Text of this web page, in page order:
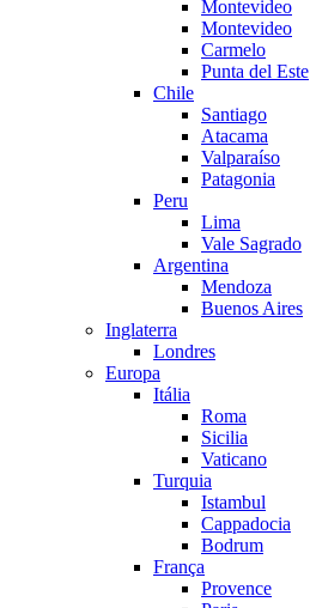
Montevideo
Montevideo
Carmelo
Punta del Este
Chile
Santiago
Atacama
Valparaíso
Patagonia
Peru
Lima
Vale Sagrado
Argentina
Mendoza
Buenos Aires
Inglaterra
Londres
Europa
Itália
Roma
Sicilia
Vaticano
Turquia
Istambul
Cappadocia
Bodrum
França
Provence